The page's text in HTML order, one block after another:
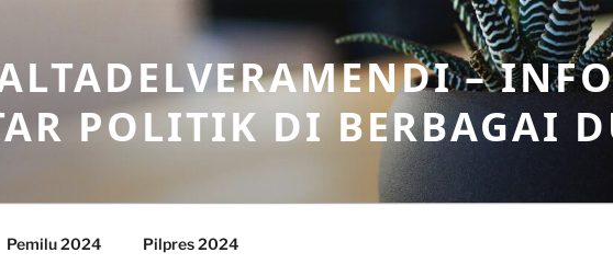
–
POLITIK DI BERBAGAI
Pemilu 2024 Pilpres 2024